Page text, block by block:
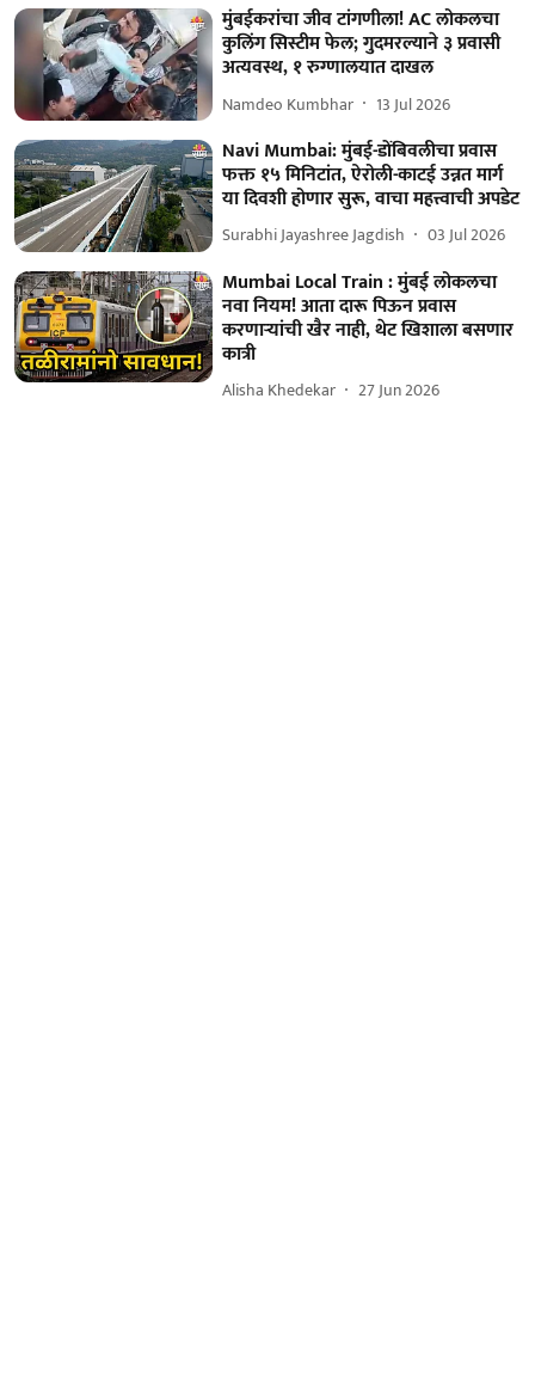
मुंबईकरांचा जीव टांगणीला! AC लोकलचा
कुलिंग सिस्टीम फेल; गुदमरल्याने ३ प्रवासी
अत्यवस्थ, १ रुग्णालयात दाखल
Namdeo Kumbhar 13 Jul 2026
Navi Mumbai: मुंबई-डोंबिवलीचा प्रवास
फक्त १५ मिनिटांत, ऐरोली-काटई उन्नत मार्ग
या दिवशी होणार सुरू, वाचा महत्त्वाची अपडेट
Surabhi Jayashree Jagdish 03 Jul 2026
Mumbai Local Train : मुंबई लोकलचा
नवा नियम! आता दारू पिऊन प्रवास
करणाऱ्यांची खैर नाही, थेट खिशाला बसणार
कात्री
Alisha Khedekar 27 Jun 2026